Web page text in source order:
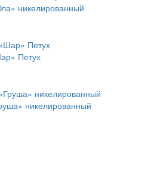
никелированный
Петух
никелированный